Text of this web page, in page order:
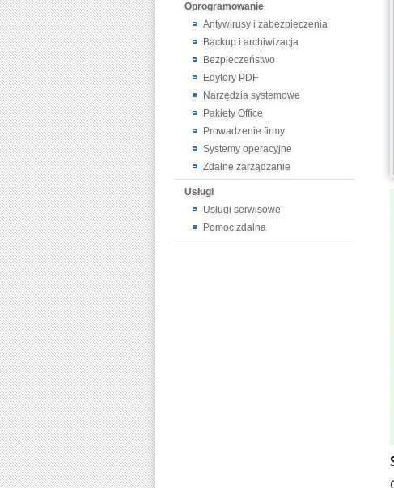
Oprogramowanie
Antywirusy i zabezpieczenia
Backup i archiwizacja
Bezpieczeństwo
Edytory PDF
Narzędzia systemowe
Pakiety Office
Prowadzenie firmy
Systemy operacyjne
Zdalne zarządzanie
Usługi
Usługi serwisowe
Pomoc zdalna